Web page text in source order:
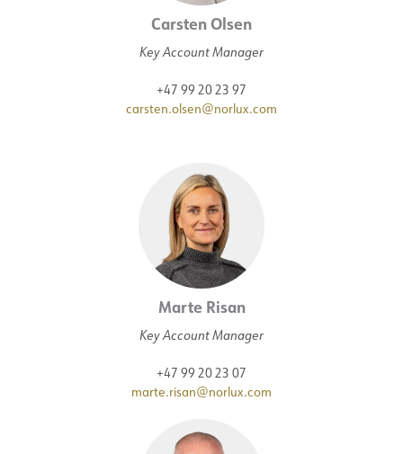
Carsten Olsen
Key Account Manager
+47 99 20 23 97
carsten.olsen@norlux.com
Marte Risan
Key Account Manager
+47 99 20 23 07
marte.risan@norlux.com